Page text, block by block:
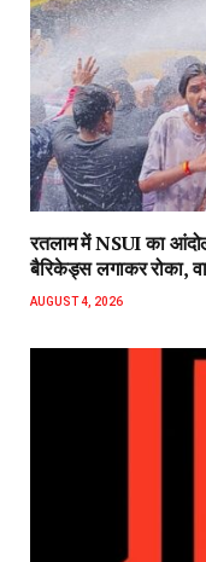
रतलाम में NSUI का
बैरिकेड्स लगाकर रोका,
AUGUST 4, 2026